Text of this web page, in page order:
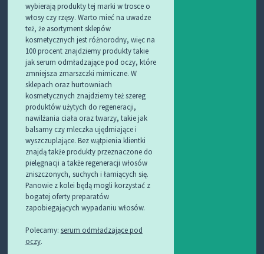
wybierają produkty tej marki w trosce o
włosy czy rzęsy. Warto mieć na uwadze
też, że asortyment sklepów
kosmetycznych jest różnorodny, więc na
100 procent znajdziemy produkty takie
jak serum odmładzające pod oczy, które
zmniejsza zmarszczki mimiczne. W
sklepach oraz hurtowniach
kosmetycznych znajdziemy też szereg
produktów użytych do regeneracji,
nawilżania ciała oraz twarzy, takie jak
balsamy czy mleczka ujędrniające i
wyszczuplające. Bez wątpienia klientki
znajdą także produkty przeznaczone do
pielęgnacji a także regeneracji włosów
zniszczonych, suchych i łamiących się.
Panowie z kolei będą mogli korzystać z
bogatej oferty preparatów
zapobiegających wypadaniu włosów.
Polecamy: serum odmładzające pod
oczy.